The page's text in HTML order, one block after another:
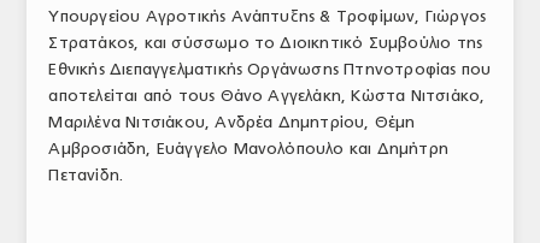
Υπουργείου Αγροτικής Ανάπτυξης & Τροφίμων, Γιώργος
Στρατάκος, και σύσσωμο το Διοικητικό Συμβούλιο της
Εθνικής Διεπαγγελματικής Οργάνωσης Πτηνοτροφίας που
αποτελείται από τους Θάνο Αγγελάκη, Κώστα Νιτσιάκο,
Μαριλένα Νιτσιάκου, Ανδρέα Δημητρίου, Θέμη
Αμβροσιάδη, Ευάγγελο Μανολόπουλο και Δημήτρη
Πετανίδη.